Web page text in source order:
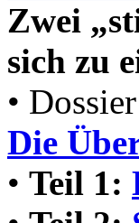
Zwei
sich zu
•
Die
• Teil 1: